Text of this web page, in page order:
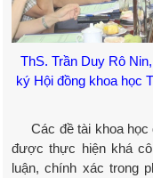
ThS. Trần Duy Rô
ký Hội đồng khoa học
Các đề tài khoa học
được thực hiện khá
luận, chính xác trong